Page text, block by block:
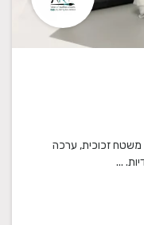
משטח זכוכית, ערכה
...